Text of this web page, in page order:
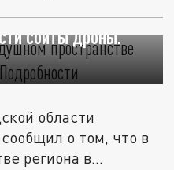
сбиты дроны.
области
о том, что в
региона в...